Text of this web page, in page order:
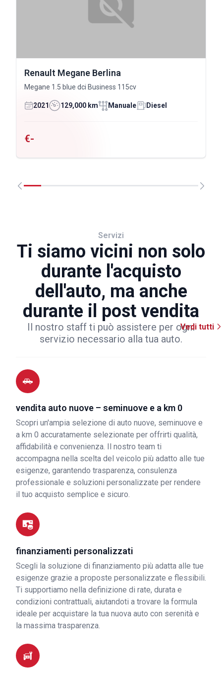
Renault Megane Berlina
Megane 1.5 blue dci Business 115cv
2021 129,000 km Manuale Diesel
€-
Servizi
Ti siamo vicini non solo
durante l'acquisto
dell'auto, ma anche
durante il post vendita
Il nostro staff ti può assistere per ogni
servizio necessario alla tua auto.
Vedi tutti
vendita auto nuove – seminuove e a km 0
Scopri un'ampia selezione di auto nuove, seminuove e
a km 0 accuratamente selezionate per offrirti qualità,
affidabilità e convenienza. Il nostro team ti
accompagna nella scelta del veicolo più adatto alle tue
esigenze, garantendo trasparenza, consulenza
professionale e soluzioni personalizzate per rendere
il tuo acquisto semplice e sicuro.
finanziamenti personalizzati
Scegli la soluzione di finanziamento più adatta alle tue
esigenze grazie a proposte personalizzate e flessibili.
Ti supportiamo nella definizione di rate, durata e
condizioni contrattuali, aiutandoti a trovare la formula
ideale per acquistare la tua nuova auto con serenità e
la massima trasparenza.